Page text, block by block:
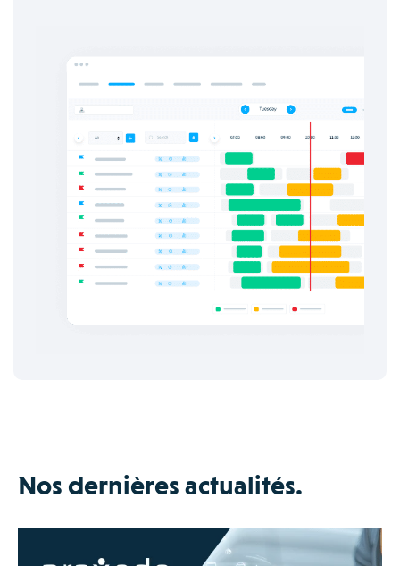
Nos dernières actualités.